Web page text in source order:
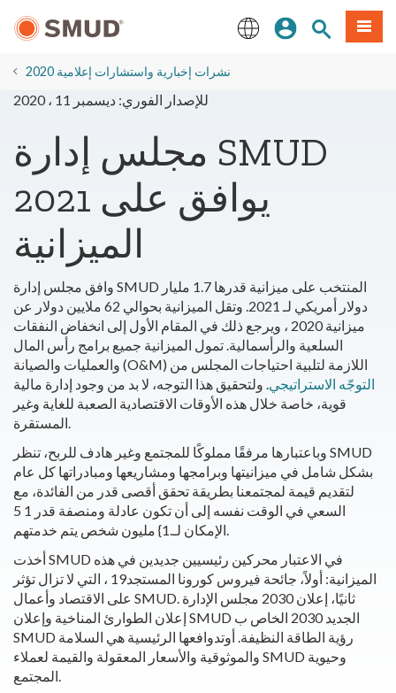
إلى
الرئيسي
تسجيل الدخول
بحث الموقع
طعام
2020 نشرات إخبارية واستشارات إعلامية
للإصدار الفوري: ديسمبر 11 ، 2020
مجلس إدارة SMUD
يوافق على 2021
الميزانية
وافق مجلس إدارة SMUD المنتخب على ميزانية قدرها 1.7 مليار
دولار أمريكي لـ 2021. وتقل الميزانية بحوالي 62 ملايين دولار عن
ميزانية 2020 ، ويرجع ذلك في المقام الأول إلى انخفاض النفقات
السلعية والرأسمالية. تمول الميزانية جميع برامج رأس المال
والعمليات والصيانة (O&M) اللازمة لتلبية احتياجات المجلس من
التوجّه الاستراتيجي. ولتحقيق هذا التوجه، لا بد من وجود إدارة مالية
قوية، خاصة خلال هذه الأوقات الاقتصادية الصعبة للغاية وغير
المستقرة.
وباعتبارها مرفقًا مملوكًا للمجتمع وغير هادف للربح، تنظر SMUD
بشكل شامل في ميزانيتها وبرامجها ومشاريعها ومبادراتها كل عام
لتقديم قيمة لمجتمعنا بطريقة تحقق أقصى قدر من الفائدة، مع
السعي في الوقت نفسه إلى أن تكون عادلة ومنصفة قدر 1 5
الإمكان لـ.1} مليون شخص يتم خدمتهم.
أخذت SMUD في الاعتبار محركين رئيسيين جديدين في هذه
الميزانية: أولاً، جائحة فيروس كورونا المستجد19 ، التي لا تزال تؤثر
على الاقتصاد وأعمال SMUD. ثانيًا، إعلان 2030 مجلس الإدارة
إعلان الطوارئ المناخية وإعلان SMUD الجديد 2030 الخاص ب
SMUD رؤية الطاقة النظيفة.أوتدوافعها الرئيسية هي السلامة
والموثوقية والأسعار المعقولة والقيمة لعملاء SMUD وحيوية
المجتمع.